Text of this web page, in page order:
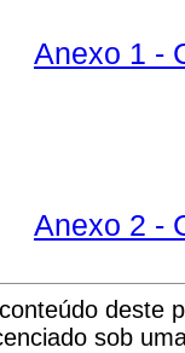
Anexo 1 -
Anexo 2 -
deste
sob